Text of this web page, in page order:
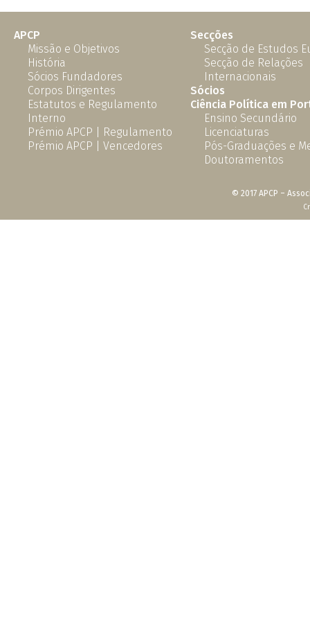
APCP
Missão e Objetivos
História
Sócios Fundadores
Corpos Dirigentes
Estatutos e Regulamento
Interno
Prémio APCP | Regulamento
Prémio APCP | Vencedores
Secções
Secção de Estudos
Secção de Relações
Internacionais
Sócios
Ciência Política em
Ensino Secundário
Licenciaturas
Pós-Graduações e
Doutoramentos
© 2017 APCP –